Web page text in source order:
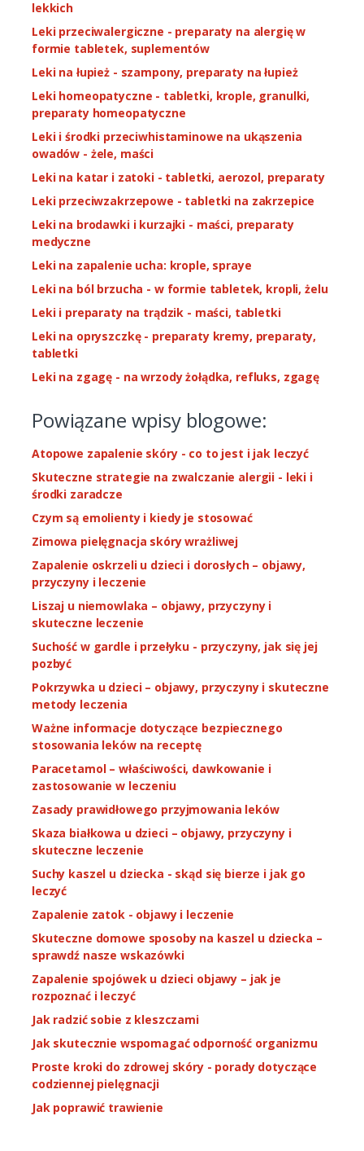
lekkich
Leki przeciwalergiczne - preparaty na alergię w
formie tabletek, suplementów
Leki na łupież - szampony, preparaty na łupież
Leki homeopatyczne - tabletki, krople, granulki,
preparaty homeopatyczne
Leki i środki przeciwhistaminowe na ukąszenia
owadów - żele, maści
Leki na katar i zatoki - tabletki, aerozol, preparaty
Leki przeciwzakrzepowe - tabletki na zakrzepice
Leki na brodawki i kurzajki - maści, preparaty
medyczne
Leki na zapalenie ucha: krople, spraye
Leki na ból brzucha - w formie tabletek, kropli, żelu
Leki i preparaty na trądzik - maści, tabletki
Leki na opryszczkę - preparaty kremy, preparaty,
tabletki
Leki na zgagę - na wrzody żołądka, refluks, zgagę
Powiązane wpisy blogowe:
Atopowe zapalenie skóry - co to jest i jak leczyć
Skuteczne strategie na zwalczanie alergii - leki i
środki zaradcze
Czym są emolienty i kiedy je stosować
Zimowa pielęgnacja skóry wrażliwej
Zapalenie oskrzeli u dzieci i dorosłych – objawy,
przyczyny i leczenie
Liszaj u niemowlaka – objawy, przyczyny i
skuteczne leczenie
Suchość w gardle i przełyku - przyczyny, jak się jej
pozbyć
Pokrzywka u dzieci – objawy, przyczyny i skuteczne
metody leczenia
Ważne informacje dotyczące bezpiecznego
stosowania leków na receptę
Paracetamol – właściwości, dawkowanie i
zastosowanie w leczeniu
Zasady prawidłowego przyjmowania leków
Skaza białkowa u dzieci – objawy, przyczyny i
skuteczne leczenie
Suchy kaszel u dziecka - skąd się bierze i jak go
leczyć
Zapalenie zatok - objawy i leczenie
Skuteczne domowe sposoby na kaszel u dziecka –
sprawdź nasze wskazówki
Zapalenie spojówek u dzieci objawy – jak je
rozpoznać i leczyć
Jak radzić sobie z kleszczami
Jak skutecznie wspomagać odporność organizmu
Proste kroki do zdrowej skóry - porady dotyczące
codziennej pielęgnacji
Jak poprawić trawienie